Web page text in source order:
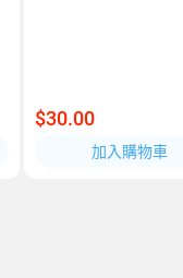
$30.00
加入購物車